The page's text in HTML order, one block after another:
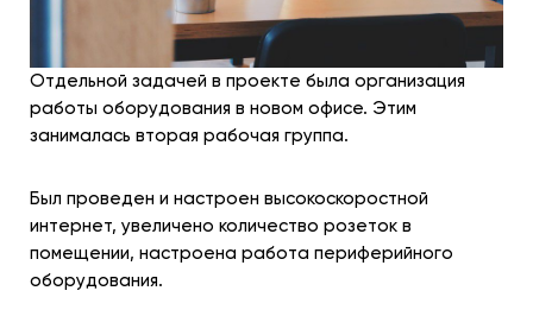
Отдельной задачей в проекте была организация
работы оборудования в новом офисе. Этим
занималась вторая рабочая группа.
Был проведен и настроен высокоскоростной
интернет, увеличено количество розеток в
помещении, настроена работа периферийного
оборудования.